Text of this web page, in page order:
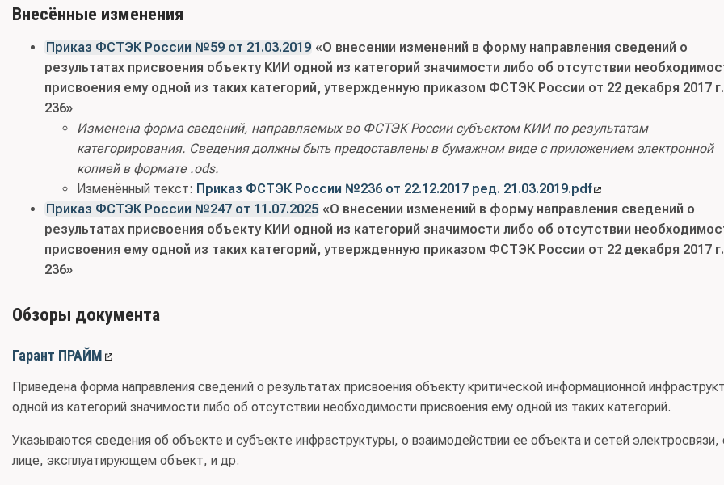
Внесённые изменения
Приказ ФСТЭК России №59 от 21.03.2019 «О внесении изменений в форму направления сведений о
результатах присвоения объекту КИИ одной из категорий значимости либо об отсутствии
присвоения ему одной из таких категорий, утвержденную приказом ФСТЭК России от 22 декабря 2017
236»
Изменена форма сведений, направляемых во ФСТЭК России субъектом КИИ по результатам
категорирования. Сведения должны быть предоставлены в бумажном виде с приложением электронной
копией в формате .ods.
Изменённый текст: Приказ ФСТЭК России №236 от 22.12.2017 ред. 21.03.2019.pdf
Приказ ФСТЭК России №247 от 11.07.2025 «О внесении изменений в форму направления сведений о
результатах присвоения объекту КИИ одной из категорий значимости либо об отсутствии
присвоения ему одной из таких категорий, утвержденную приказом ФСТЭК России от 22 декабря 2017
236»
Обзоры документа
Гарант ПРАЙМ
Приведена форма направления сведений о результатах присвоения объекту критической информационной
одной из категорий значимости либо об отсутствии необходимости присвоения ему одной из таких категорий.
Указываются сведения об объекте и субъекте инфраструктуры, о взаимодействии ее объекта и сетей электросвязи,
лице, эксплуатирующем объект, и др.